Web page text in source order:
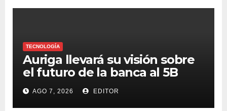
TECNOLOGÍA
Auriga llevará su visión sobre
el futuro de la banca al 5B
Digital Summit 2026
AGO 7, 2026 EDITOR